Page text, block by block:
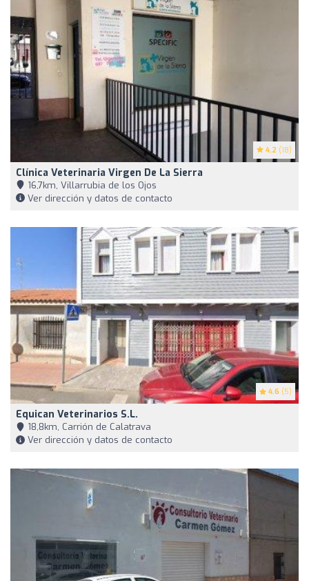
4.2 (18)
Clínica Veterinaria Virgen De La Sierra
16,7km, Villarrubia de los Ojos
Ver dirección y datos de contacto
4.6 (5)
Equican Veterinarios S.L.
18,8km, Carrión de Calatrava
Ver dirección y datos de contacto